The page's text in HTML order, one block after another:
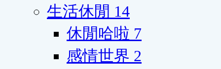
生活休閒 14
休閒哈啦 7
感情世界 2